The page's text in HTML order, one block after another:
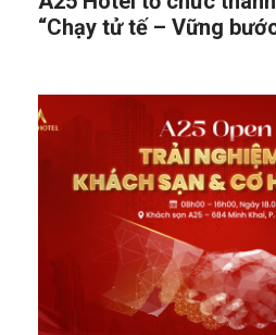
“Chạy tử tế – Vững